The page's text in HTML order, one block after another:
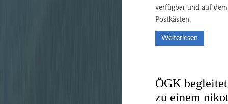
verfügbar und auf
Postkästen.
Weiterlesen
ÖGK
zu einem